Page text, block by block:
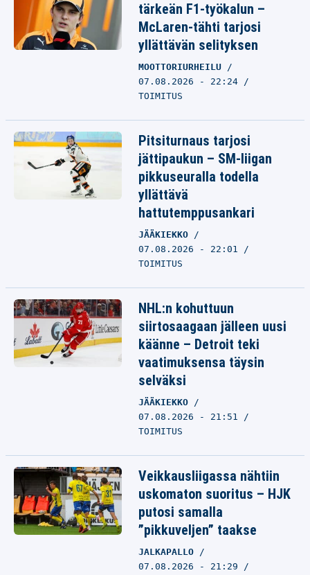
tärkeän F1-työkalun –
McLaren-tähti tarjosi
yllättävän selityksen
MOOTTORIURHEILU
07.08.2026 - 22:24
TOIMITUS
Pitsiturnaus tarjosi
jättipaukun – SM-liigan
pikkuseuralla todella
yllättävä
hattutemppusankari
JÄÄKIEKKO
07.08.2026 - 22:01
TOIMITUS
NHL:n kohuttuun
siirtosaagaan jälleen uusi
käänne – Detroit teki
vaatimuksensa täysin
selväksi
JÄÄKIEKKO
07.08.2026 - 21:51
TOIMITUS
Veikkausliigassa nähtiin
uskomaton suoritus – HJK
putosi samalla
”pikkuveljen” taakse
JALKAPALLO
07.08.2026 - 21:29